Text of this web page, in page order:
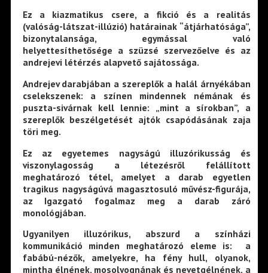
Ez a kiazmatikus csere, a fikció és a realitás
(valóság-látszat-illúzió) határainak “átjárhatósága”,
bizonytalansága, egymással való
helyettesíthetősége a szüzsé szervezőelve és az
andrejevi létérzés alapvető sajátossága.
Andrejev darabjában a szereplők a halál árnyékában
cselekszenek: a színen mindennek némának és
puszta-sivárnak kell lennie: „mint a sírokban”, a
szereplők beszélgetését ajtók csapódásának zaja
töri meg.
Ez az egyetemes nagyságú illuzórikusság és
viszonylagosság a létezésről felállított
meghatározó tétel, amelyet a darab egyetlen
tragikus nagyságúvá magasztosuló művész-figurája,
az Igazgató fogalmaz meg a darab záró
monológjában.
Ugyanilyen illuzórikus, abszurd a színházi
kommunikáció minden meghatározó eleme is: a
fabábú-nézők, amelyekre, ha fény hull, olyanok,
mintha élnének, mosolyognának és nevetgélnének, a